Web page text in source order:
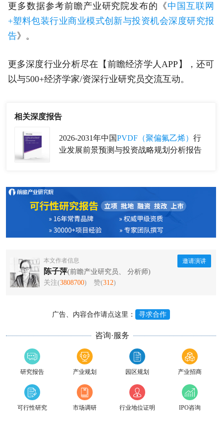
更多数据参考前瞻产业研究院发布的《中国互联网
+塑料包装行业商业模式创新与投资机会深度研究报
告》。
更多深度行业分析尽在【前瞻经济学人APP】，还可
以与500+经济学家/资深行业研究员交流互动。
相关深度报告
2026-2031年中国PVDF（聚偏氟乙烯） 行
业发展前景预测与投资战略规划分析报告
本文作者信息
陈子萍(前瞻产业研究员、 分析师)
关注(3808700) 赞(312)
邀请演讲
广告、内容合作请点这里： 寻求合作
咨询·服务
研究报告 产业规划 园区规划 产业招商
可行性研究 市场调研 行业地位证明 IPO咨询